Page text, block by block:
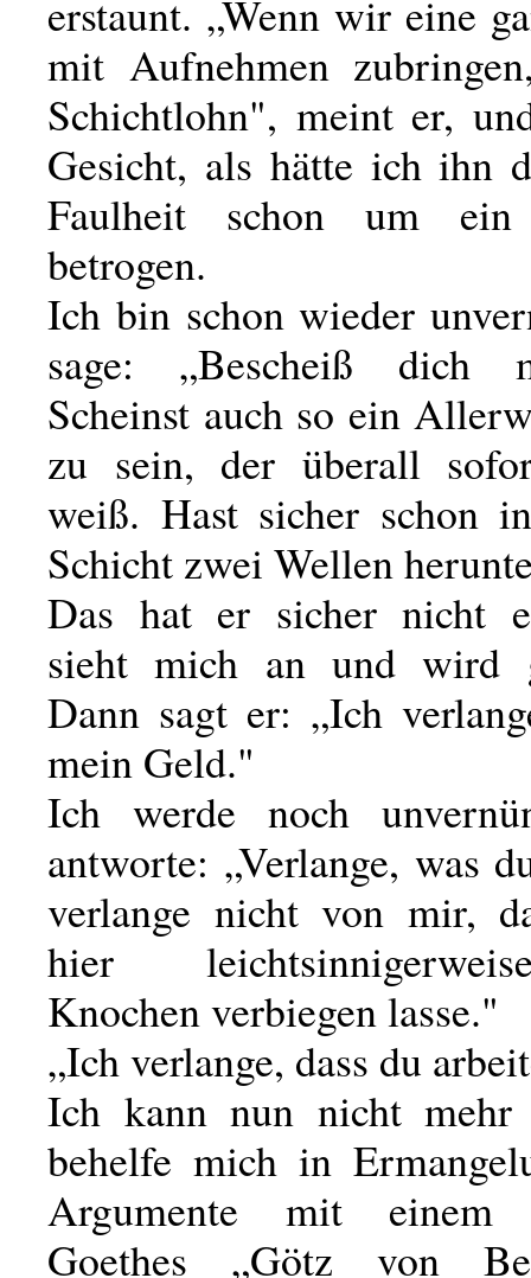
erstaunt. „Wenn wir eine
mit Aufnehmen
Schichtlohn", meint er,
Gesicht, als hätte ich ihn
Faulheit schon um ein
betrogen.
Ich bin schon wieder
sage: „Bescheiß dich
Scheinst auch so ein
zu sein, der überall
weiß. Hast sicher schon
Schicht zwei Wellen
Das hat er sicher nicht
sieht mich an und wird
Dann sagt er: „Ich
mein Geld."
Ich werde noch
antworte: „Verlange, was
verlange nicht von mir,
hier
Knochen verbiegen lasse."
„Ich verlange, dass du
Ich kann nun nicht mehr
behelfe mich in
Argumente mit
Goethes „Götz von